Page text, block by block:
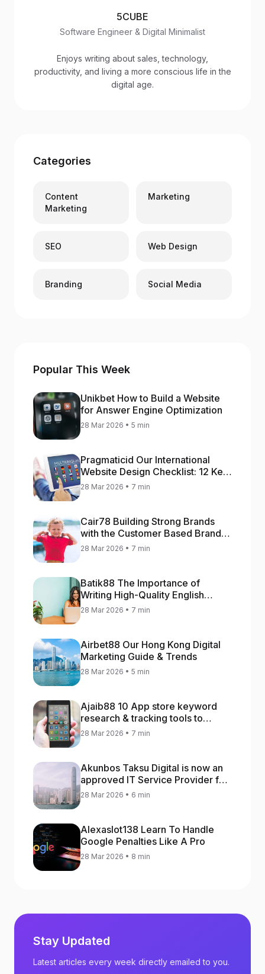
5CUBE
Software Engineer & Digital Minimalist
Enjoys writing about sales, technology,
productivity, and living a more conscious life in the
digital age.
Categories
Content
Marketing
Marketing
SEO Web Design
Branding Social Media
Popular This Week
Unikbet How to Build a Website
for Answer Engine Optimization
28 Mar 2026 • 5 min
Pragmaticid Our International
Website Design Checklist: 12 Key
Stages
28 Mar 2026 • 7 min
Cair78 Building Strong Brands
with the Customer Based Brand
Equity (CBBE) Model
28 Mar 2026 • 7 min
Batik88 The Importance of
Writing High-Quality English
Content
28 Mar 2026 • 7 min
Airbet88 Our Hong Kong Digital
Marketing Guide & Trends
28 Mar 2026 • 5 min
Ajaib88 10 App store keyword
research & tracking tools to
increase app rankings
28 Mar 2026 • 7 min
Akunbos Taksu Digital is now an
approved IT Service Provider for
the Hong Kong Distance Business
28 Mar 2026 • 6 min
Alexaslot138 Learn To Handle
Google Penalties Like A Pro
28 Mar 2026 • 8 min
Stay Updated
Latest articles every week directly emailed to you.